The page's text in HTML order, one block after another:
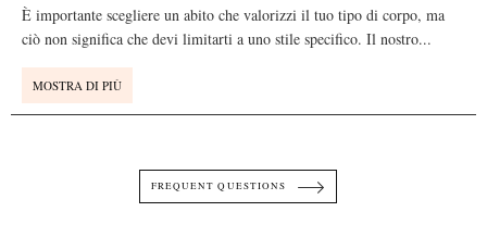
È importante scegliere un abito che valorizzi il tuo tipo di corpo, ma
ciò non significa che devi limitarti a uno stile specifico. Il nostro...
MOSTRA DI PIÙ
FREQUENT QUESTIONS